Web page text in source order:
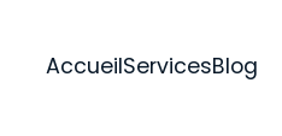
AccueilServicesBlog